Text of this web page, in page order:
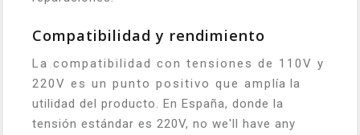
Compatibilidad y rendimiento
La compatibilidad con tensiones de 110V y
220V es un punto positivo que amplía la
utilidad del producto. En España, donde la
tensión estándar es 220V, no we'll have any